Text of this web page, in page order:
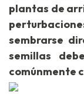
plantas de
sembrarse
semillas
comúnmente